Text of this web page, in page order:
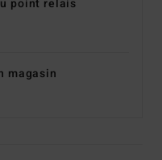
point relais
magasin